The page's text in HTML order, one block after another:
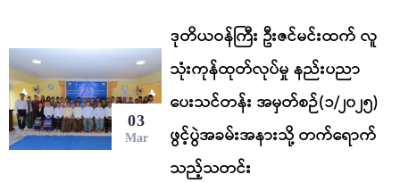
03
Mar
ဒုတိယဝန်ကြီး ဦးဇင်မင်းထက် လူ
သုံးကုန်ထုတ်လုပ်မှု နည်းပညာ
ပေးသင်တန်း အမှတ်စဉ်(၁/၂၀၂၅)
ဖွင့်ပွဲအခမ်းအနားသို့ တက်ရောက်
သည့်သတင်း